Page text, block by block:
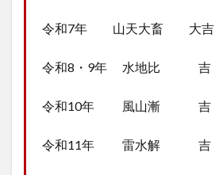
令和7年 山天大畜 大吉
令和8・9年 水地比 吉
令和10年 風山漸 吉
令和11年 雷水解 吉